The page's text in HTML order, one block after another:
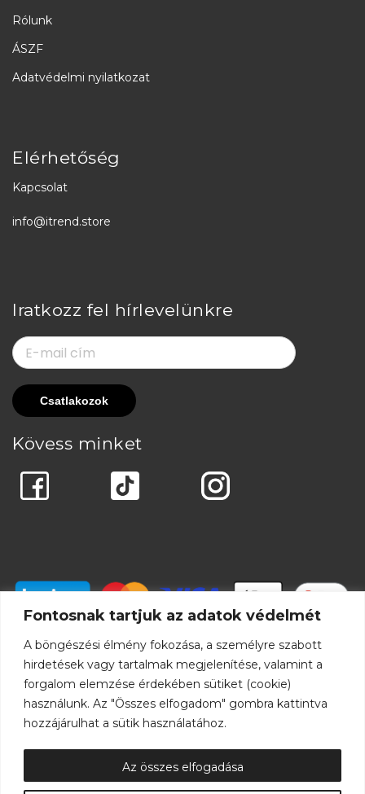
Fontosnak tartjuk az adatok védelmét
A böngészési élmény fokozása, a személyre szabott
hirdetések vagy tartalmak megjelenítése, valamint a
forgalom elemzése érdekében sütiket (cookie)
használunk. Az "Összes elfogadom" gombra kattintva
hozzájárulhat a sütik használatához.
Az összes elfogadása
Rólunk
ÁSZF
Adatvédelmi nyilatkozat
Elérhetőség
Kapcsolat
info@itrend.store
Iratkozz fel hírlevelünkre
Kövess minket